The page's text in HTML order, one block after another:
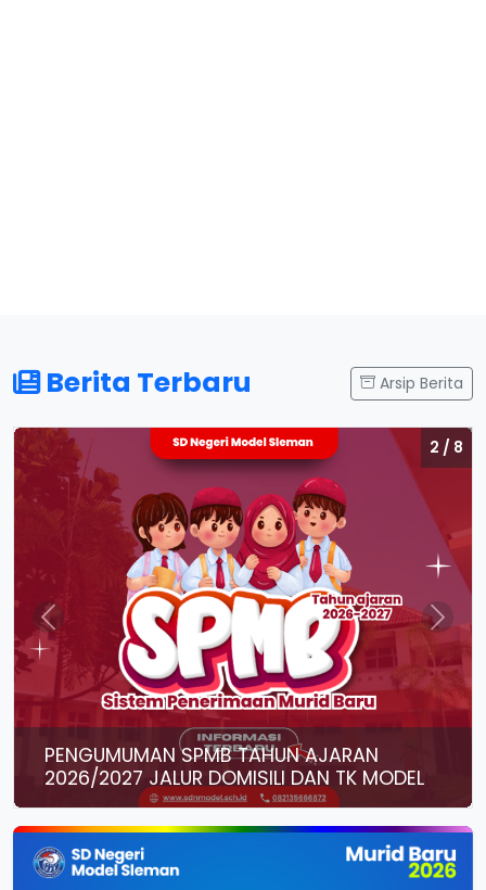
Berita Terbaru Arsip Berita
2 / 8
PENGUMUMAN SPMB TAHUN AJARAN
2026/2027 JALUR DOMISILI DAN TK MODEL
Yth. Bapak/Ibu Orang Tua/Wali Calon Peserta Didik
Baru, Bersama ini kami sampaikan informasi resmi
mengenai Seleksi P...
Previous Next